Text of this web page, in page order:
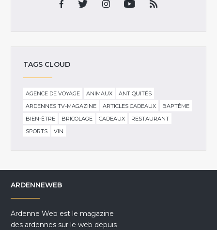
TAGS CLOUD
AGENCE DE VOYAGE ANIMAUX
ANTIQUITÉS
ARDENNES TV-MAGAZINE
ARTICLES CADEAUX
BAPTÊME
BIEN-ÊTRE
BRICOLAGE CADEAUX
RESTAURANT
SPORTS
VIN
ARDENNEWEB
Ardenne Web est le magazine
des ardennes sur le web depuis